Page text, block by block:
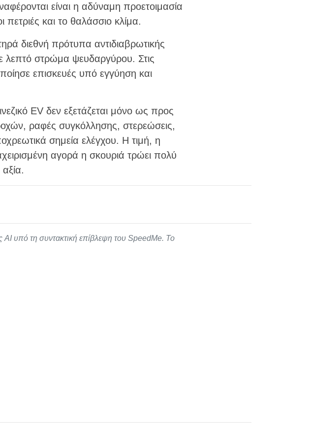
είναι η αδύναμη προετοιμασία
και το θαλάσσιο κλίμα.
διεθνή πρότυπα αντιδιαβρωτικής
λεπτό στρώμα ψευδαργύρου. Στις
επισκευές υπό εγγύηση και
EV δεν εξετάζεται μόνο ως προς
ραφές συγκόλλησης, στερεώσεις,
σημεία ελέγχου. Η τιμή, η
αγορά η σκουριά τρώει πολύ
υπό τη συντακτική επίβλεψη του SpeedMe. Το